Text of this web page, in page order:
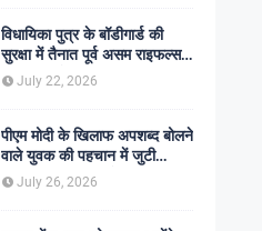
विधायिका पुत्र के बॉडीगार्ड की
सुरक्षा में तैनात पूर्व असम राइफल्स
जवान की गोली मारकर हत्या,
सहकर्मी अंगरक्षक गिरफ्तार
July 22, 2026
पीएम मोदी के खिलाफ अपशब्द बोलने
वाले युवक की पहचान में जुटी
पुलिस, बक्सर एसपी ने दिए सख्त
कार्रवाई के संकेत
July 26, 2026